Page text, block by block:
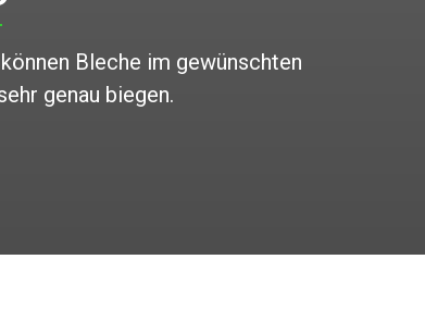
Bleche im gewünschten
genau biegen.